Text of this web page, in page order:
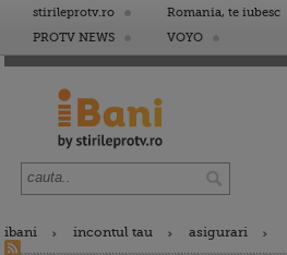
stirileprotv.ro Romania, te iubesc
PROTV NEWS
VOYO
ibani incontul tau asigurari